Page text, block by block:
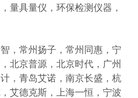
量具量仪，环保检测仪器，
，常州扬子，常州同惠，宁
北京普源，北京时代，广州
，青岛艾诺，南京长盛，杭
艾德克斯，上海一恒，宁波